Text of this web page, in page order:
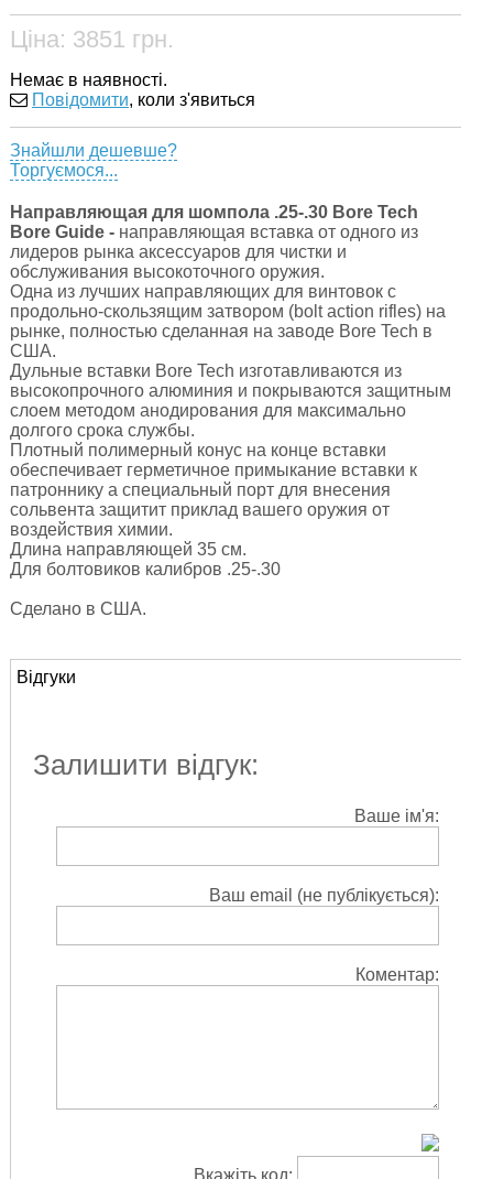
Ціна: 3851 грн.
Немає в наявності.
Повідомити, коли з'явиться
Знайшли дешевше?
Торгуємося...
Направляющая для шомпола .25-.30 Bore Tech
Bore Guide - направляющая вставка от одного из
лидеров рынка аксессуаров для чистки и
обслуживания высокоточного оружия.
Одна из лучших направляющих для винтовок с
продольно-скользящим затвором (bolt action rifles) на
рынке, полностью сделанная на заводе Bore Tech в
США.
Дульные вставки Bore Tech изготавливаются из
высокопрочного алюминия и покрываются защитным
слоем методом анодирования для максимально
долгого срока службы.
Плотный полимерный конус на конце вставки
обеспечивает герметичное примыкание вставки к
патроннику а специальный порт для внесения
сольвента защитит приклад вашего оружия от
воздействия химии.
Длина направляющей 35 см.
Для болтовиков калибров .25-.30
Сделано в США.
Відгуки
Залишити відгук:
Ваше ім'я:
Ваш email (не публікується):
Коментар: